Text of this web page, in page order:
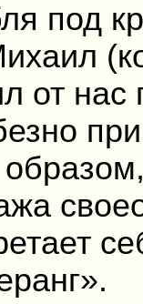
под
от